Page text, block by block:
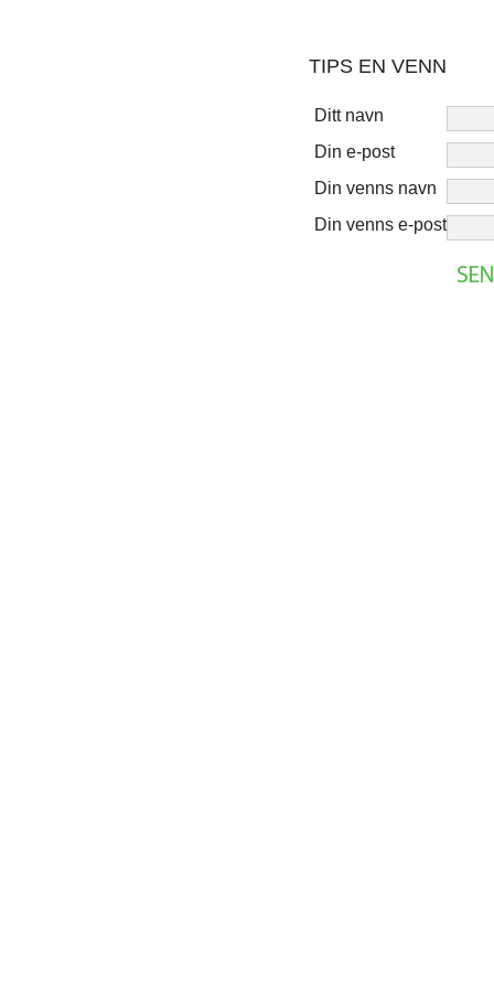
TIPS EN VENN
Ditt navn
Din e-post
Din venns navn
Din venns e-post